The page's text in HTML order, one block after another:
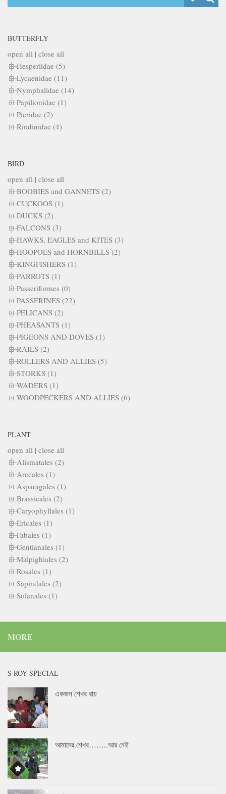
BUTTERFLY
open all | close all
Hesperiidae (5)
Lycaenidae (11)
Nymphalidae (14)
Papilionidae (1)
Pieridae (2)
Riodinidae (4)
BIRD
open all | close all
BOOBIES and GANNETS (2)
CUCKOOS (1)
DUCKS (2)
FALCONS (3)
HAWKS, EAGLES and KITES (3)
HOOPOES and HORNBILLS (2)
KINGFISHERS (1)
PARROTS (1)
Passeriformes (0)
PASSERINES (22)
PELICANS (2)
PHEASANTS (1)
PIGEONS AND DOVES (1)
RAILS (2)
ROLLERS AND ALLIES (5)
STORKS (1)
WADERS (1)
WOODPECKERS AND ALLIES (6)
PLANT
open all | close all
Alismatales (2)
Arecales (1)
Asparagales (1)
Brassicales (2)
Caryophyllales (1)
Ericales (1)
Fabales (1)
Gentianales (1)
Malpighiales (2)
Rosales (1)
Sapindales (2)
Solanales (1)
MORE
S ROY SPECIAL
একজন শেখর রায়
আমাদের শেখর……..আর নেই